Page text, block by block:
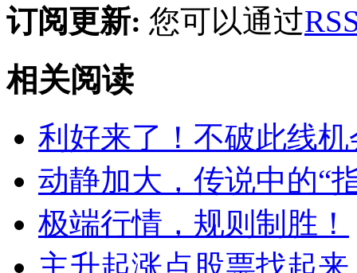
订阅更新: 您可以通过
相关阅读
利好来了！不破此线机
动静加大，传说中的“
极端行情，规则制胜！